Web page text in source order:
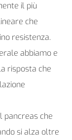
il più
che
resistenza.
abbiamo e
risposta che
pancreas che
si alza oltre